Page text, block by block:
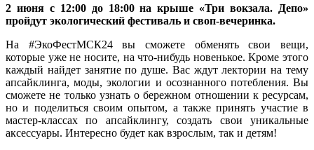
2 июня с 12:00 до 18:00 на крыше «Три вокзала. Депо»
пройдут экологический фестиваль и своп-вечеринка.
На #ЭкоФестМСК24 вы сможете обменять свои вещи,
которые уже не носите, на что-нибудь новенькое. Кроме этого
каждый найдет занятие по душе. Вас ждут лектории на тему
апсайклинга, моды, экологии и осознанного потебления. Вы
сможете не только узнать о бережном отношении к ресурсам,
но и поделиться своим опытом, а также принять участие в
мастер-классах по апсайклингу, создать свои уникальные
аксессуары. Интересно будет как взрослым, так и детям!